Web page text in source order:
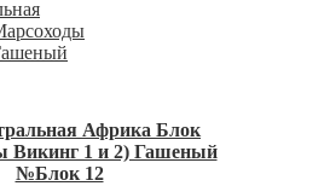
Африка Блок
Викинг 1 и 2) Гашеный
№Блок 12